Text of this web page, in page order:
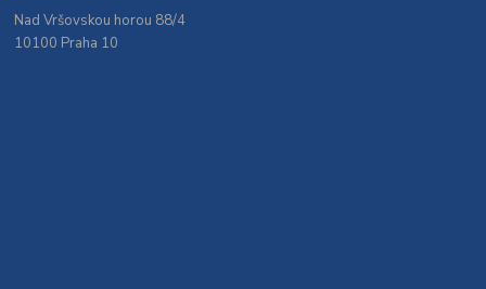
Nad Vršovskou horou 88/4
10100 Praha 10